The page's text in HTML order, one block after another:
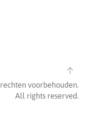
voorbehouden.
All rights reserved.